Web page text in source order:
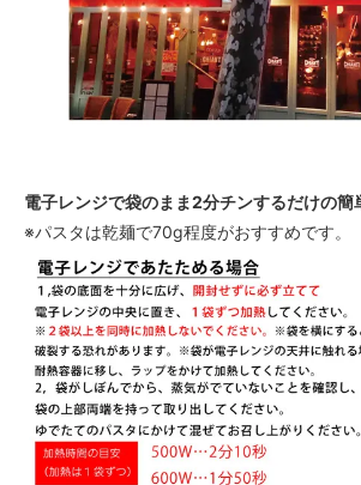
電子レンジで袋のまま2分チンするだけの簡
※パスタは乾麺で70g程度がおすすめです。